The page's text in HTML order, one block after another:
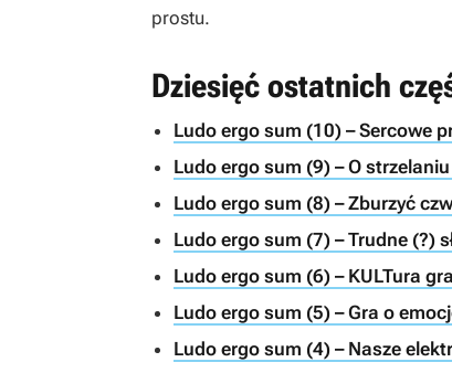
prostu.
Dziesięć ostatnich
Ludo ergo sum (10) – Sercowe
Ludo ergo sum (9) – O
Ludo ergo sum (8) – Zburzyć
Ludo ergo sum (7) – Trudne (?)
Ludo ergo sum (6) – KULTura
Ludo ergo sum (5) – Gra o
Ludo ergo sum (4) – Nasze